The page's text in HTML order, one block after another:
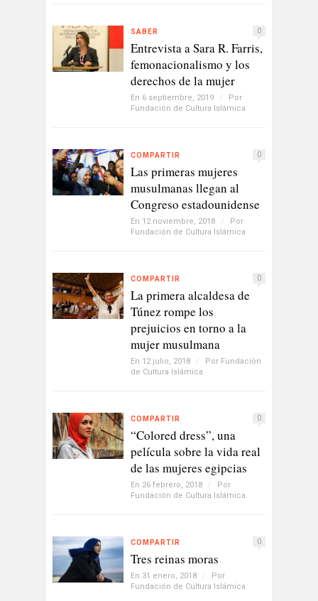
SABER 0
Entrevista a Sara R. Farris,
femonacionalismo y los
derechos de la mujer
En 6 septiembre, 2019 /
Por
Fundación de Cultura Islámica
COMPARTIR 0
Las primeras mujeres
musulmanas llegan al
Congreso estadounidense
En 12 noviembre, 2018 /
Por
Fundación de Cultura Islámica
COMPARTIR 0
La primera alcaldesa de
Túnez rompe los
prejuicios en torno a la
mujer musulmana
En 12 julio, 2018 / Por Fundación
de Cultura Islámica
COMPARTIR 0
“Colored dress”, una
película sobre la vida real
de las mujeres egipcias
En 26 febrero, 2018 /
Por
Fundación de Cultura Islámica
COMPARTIR 0
Tres reinas moras
En 31 enero, 2018 /
Por
Fundación de Cultura Islámica